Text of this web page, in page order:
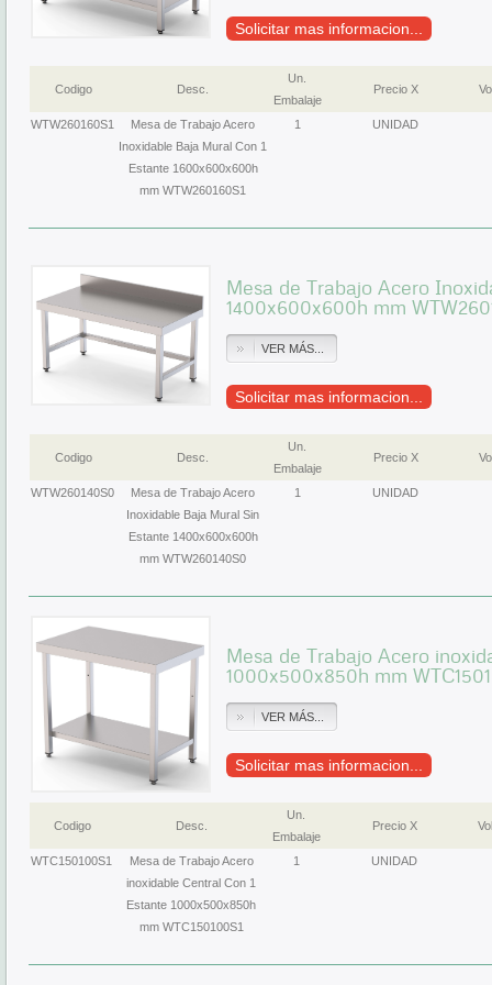
Solicitar mas informacion...
Codigo Desc.
Un.
Embalaje
Precio X
WTW260160S1
Mesa de Trabajo Acero
Inoxidable Baja Mural Con 1
Estante 1600x600x600h
mm WTW260160S1
1 UNIDAD
Mesa de Trabajo Acero
1400x600x600h mm
VER MÁS...
Solicitar mas informacion...
Codigo Desc.
Un.
Embalaje
Precio X
WTW260140S0
Mesa de Trabajo Acero
Inoxidable Baja Mural Sin
Estante 1400x600x600h
mm WTW260140S0
1 UNIDAD
Mesa de Trabajo Acero
1000x500x850h mm
VER MÁS...
Solicitar mas informacion...
Codigo Desc.
Un.
Embalaje
Precio X
WTC150100S1
Mesa de Trabajo Acero
inoxidable Central Con 1
Estante 1000x500x850h
mm WTC150100S1
1 UNIDAD